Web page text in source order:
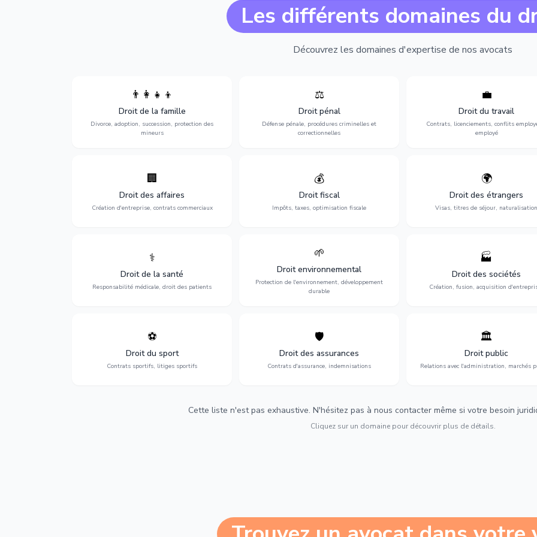
Les différents domaines du
Découvrez les domaines d'expertise de nos avocats
👨‍👩‍👧‍👦
Droit de la famille
Divorce, adoption, succession, protection des
mineurs
succession et protection des personnes
vulnérables.
⚖️
Droit pénal
Défense pénale, procédures criminelles et
correctionnelles
Expertise en matière pénale, de
l'assistance en garde à vue jusqu'au
procès, pour toute affaire correctionnelle
ou criminelle.
💼
Droit du travail
Contrats, licenciements, conflits
employé
Protection de vos droits au
contrats, licenciements,
discrimination et conflits avec
l'employeur.
🏢
Droit des affaires
Création d'entreprise, contrats commerciaux
Accompagnement complet pour votre
entreprise : création, contrats
commerciaux, concurrence et litiges.
💰
Droit fiscal
Impôts, taxes, optimisation fiscale
Optimisation de votre situation fiscale :
déclarations, contentieux, contrôles
fiscaux et planification.
🌍
Droit des étrangers
Visas, titres de séjour, naturalisation
Obtention de vos droits de séjour :
cartes de séjour, regroupement
naturalisation.
⚕️
Droit de la santé
Responsabilité médicale, droit des patients
Défense de vos droits médicaux : erreurs
médicales, responsabilité des praticiens
et indemnisation.
🌱
Droit environnemental
Protection de l'environnement, développement
durable
environnementale, litiges et
développement durable.
🏭
Droit des sociétés
Création, fusion, acquisition
Structuration de votre société :
fusion-acquisition, gouvernance
restructuration.
⚽
Droit du sport
Contrats sportifs, litiges sportifs
Expertise en droit sportif : contrats de
sportifs, transferts, sponsoring et
contentieux.
🛡️
Droit des assurances
Contrats d'assurance, indemnisations
Défense de vos intérêts : contrats
d'assurance, sinistres et indemnisations
optimales.
🏛️
Droit public
Relations avec l'administration, marchés
Gestion de vos relations avec
l'administration : marchés
urbanisme et contentieux.
Cette liste n'est pas exhaustive. N'hésitez pas à nous contacter même si votre besoin
Cliquez sur un domaine pour découvrir plus de détails.